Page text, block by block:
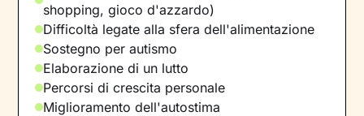
shopping, gioco d'azzardo)
Difficoltà legate alla sfera dell'alimentazione
Sostegno per autismo
Elaborazione di un lutto
Percorsi di crescita personale
Miglioramento dell'autostima